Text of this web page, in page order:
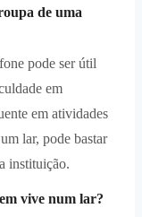
de uma
pode ser útil
em
em atividades
lar, pode bastar
instituição.
vive num lar?